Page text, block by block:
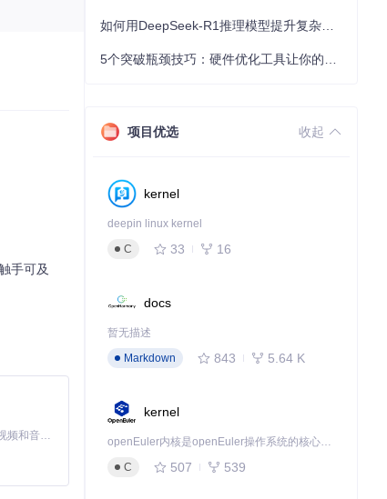
，还能让
效保护了
启动训
签 [编
的AI应用
手可及
MiniMax H3 是一个通用的全模态生成系统。它支持对由文本、图像、视频和音频组成的多模态上下文进行统一理解，并能生成分辨率高达 2K、时长可达 15 秒的带原生立体声音频的视频。得益于面向任务泛化的系统设计，H3 在预训练阶段就已具备广泛的多模态上下文理解与生成能力，能够出色地执行复杂的多模态指令。
项目优选 收起
kernel
deepin linux kernel
C
33 16
docs
暂无描述
Markdown
843 5.64 K
kernel
openEuler内核是openEuler操作系统的核心，既是系统性能与稳定性的基石，也是连接处理器、设备与服务的桥梁。
C
507 539